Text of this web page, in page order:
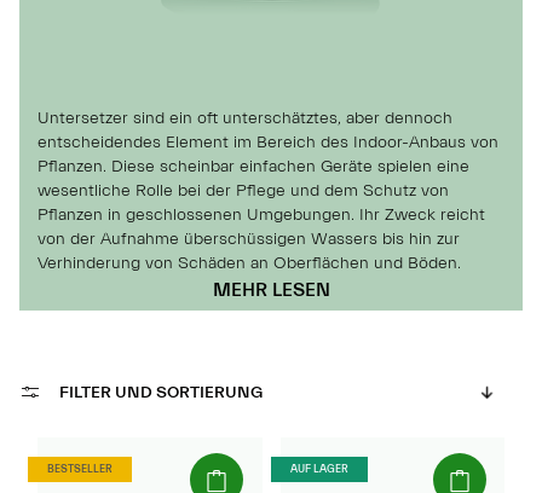
Untersetzer sind ein oft unterschätztes, aber dennoch
entscheidendes Element im Bereich des Indoor-Anbaus von
Pflanzen. Diese scheinbar einfachen Geräte spielen eine
wesentliche Rolle bei der Pflege und dem Schutz von
Pflanzen in geschlossenen Umgebungen. Ihr Zweck reicht
von der Aufnahme überschüssigen Wassers bis hin zur
Verhinderung von Schäden an Oberflächen und Böden.
In einem Indoor-Anbauszenario sind Untersetzer
unverzichtbar, um ein sauberes und geordnetes Umfeld zu
an Möbeln, Böden oder anderen Oberflächen. Gleichzeitig
Pflanzen dennoch Zugang zu Feuchtigkeit haben.
Die Auswahl des richtigen Untersetzers ist von
MEHR LESEN
FILTER UND SORTIERUNG
BESTSELLER (Paket) AUF LAGER (Paket)